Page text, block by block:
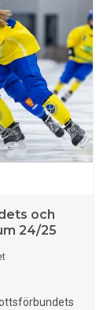
och
24/25